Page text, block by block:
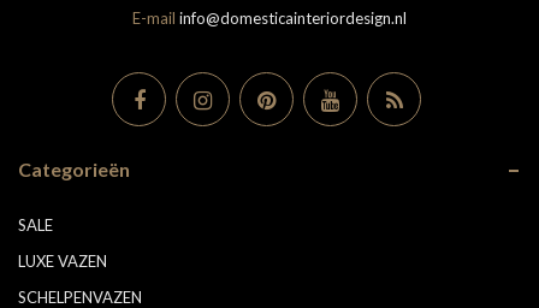
E-mail info@domesticainteriordesign.nl
Categorieën
SALE
LUXE VAZEN
SCHELPENVAZEN